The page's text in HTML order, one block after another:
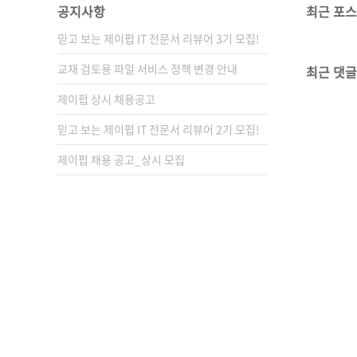
공지사항
믿고 보는 제이펍 IT 전문서 리뷰어 3기 모집!
교재 검토용 파일 서비스 정책 변경 안내
제이펍 상시 채용공고
믿고 보는 제이펍 IT 전문서 리뷰어 2기 모집!
제이펍 채용 공고_상시 모집
최근 포
최근 댓글